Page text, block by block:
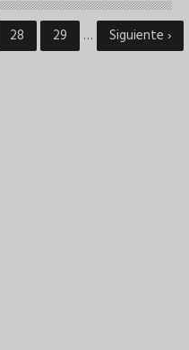
Página
28 Página
29 …
Siguiente
página
Siguiente ›